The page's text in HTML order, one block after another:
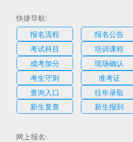
快捷导航:
报名流程
报名公告
考试科目
培训课程
成考加分
现场确认
考生守则
准考证
查询入口
往年录取
新生复查
新生报到
网上报名: